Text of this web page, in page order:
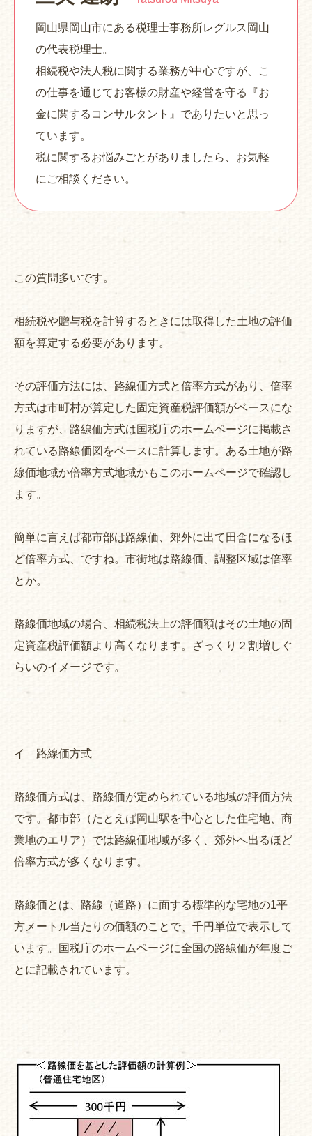
岡山県岡山市にある税理士事務所レグルス岡山
の代表税理士。
相続税や法人税に関する業務が中心ですが、こ
の仕事を通じてお客様の財産や経営を守る『お
金に関するコンサルタント』でありたいと思っ
ています。
税に関するお悩みごとがありましたら、お気軽
にご相談ください。
この質問多いです。
相続税や贈与税を計算するときには取得した土地の評価
額を算定する必要があります。
その評価方法には、路線価方式と倍率方式があり、倍率
方式は市町村が算定した固定資産税評価額がベースにな
りますが、路線価方式は国税庁のホームページに掲載さ
れている路線価図をベースに計算します。ある土地が路
線価地域か倍率方式地域かもこのホームページで確認し
ます。
簡単に言えば都市部は路線価、郊外に出て田舎になるほ
ど倍率方式、ですね。市街地は路線価、調整区域は倍率
とか。
路線価地域の場合、相続税法上の評価額はその土地の固
定資産税評価額より高くなります。ざっくり２割増しぐ
らいのイメージです。
イ 路線価方式
路線価方式は、路線価が定められている地域の評価方法
です。都市部（たとえば岡山駅を中心とした住宅地、商
業地のエリア）では路線価地域が多く、郊外へ出るほど
倍率方式が多くなります。
路線価とは、路線（道路）に面する標準的な宅地の1平
方メートル当たりの価額のことで、千円単位で表示して
います。国税庁のホームページに全国の路線価が年度ご
とに記載されています。